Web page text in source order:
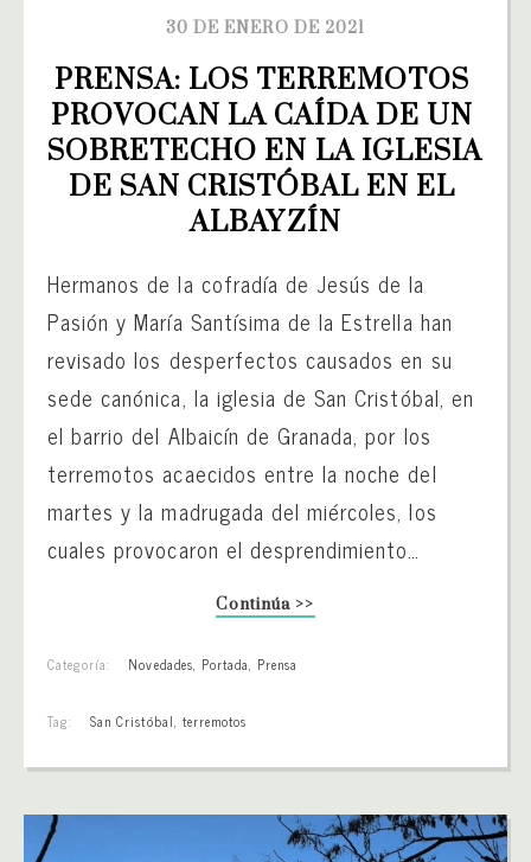
30 DE ENERO DE 2021
PRENSA: LOS TERREMOTOS
PROVOCAN LA CAÍDA DE UN
SOBRETECHO EN LA IGLESIA
DE SAN CRISTÓBAL EN EL
ALBAYZÍN
Hermanos de la cofradía de Jesús de la
Pasión y María Santísima de la Estrella han
revisado los desperfectos causados en su
sede canónica, la iglesia de San Cristóbal, en
el barrio del Albaicín de Granada, por los
terremotos acaecidos entre la noche del
martes y la madrugada del miércoles, los
cuales provocaron el desprendimiento…
Continúa >>
Categoría: Novedades, Portada, Prensa
Tag: San Cristóbal, terremotos